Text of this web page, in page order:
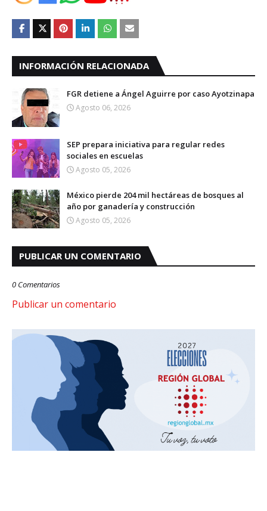
INFORMACIÓN RELACIONADA
FGR detiene a Ángel Aguirre por caso Ayotzinapa
Agosto 06, 2026
SEP prepara iniciativa para regular redes
sociales en escuelas
Agosto 05, 2026
México pierde 204 mil hectáreas de bosques al
año por ganadería y construcción
Agosto 05, 2026
PUBLICAR UN COMENTARIO
0 Comentarios
Publicar un comentario